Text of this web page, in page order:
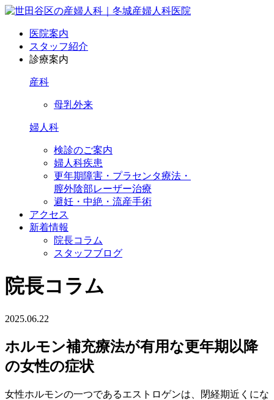
医院案内
スタッフ紹介
診療案内
産科
母乳外来
婦人科
検診のご案内
婦人科疾患
更年期障害・プラセンタ療法・
膣外陰部レーザー治療
避妊・中絶・流産手術
アクセス
新着情報
院長コラム
スタッフブログ
院長コラム
2025.06.22
ホルモン補充療法が有用な更年期以降
の女性の症状
女性ホルモンの一つであるエストロゲンは、閉経期近くにな